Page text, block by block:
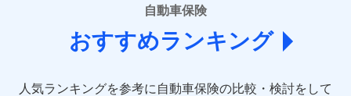
あいおいニッセイ同和損害保険株式会社
(https://www.aioinissaydowa.co.jp/)
アクサ損害保険株式会社 (https://www.axa-
direct.co.jp/)
sompo.co.jp/)
自動車保険
おすすめランキング
人気ランキングを参考に自動車保険の比較・検討をして